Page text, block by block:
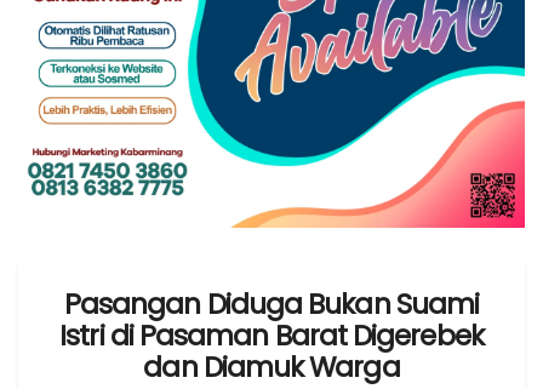
Pasangan Diduga Bukan Suami
Istri di Pasaman Barat Digerebek
dan Diamuk Warga